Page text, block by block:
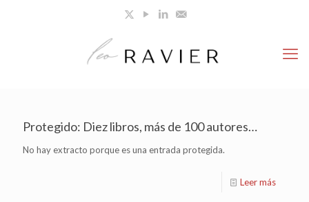
Protegido: Diez libros, más de 100 autores…
No hay extracto porque es una entrada protegida.
Leer más